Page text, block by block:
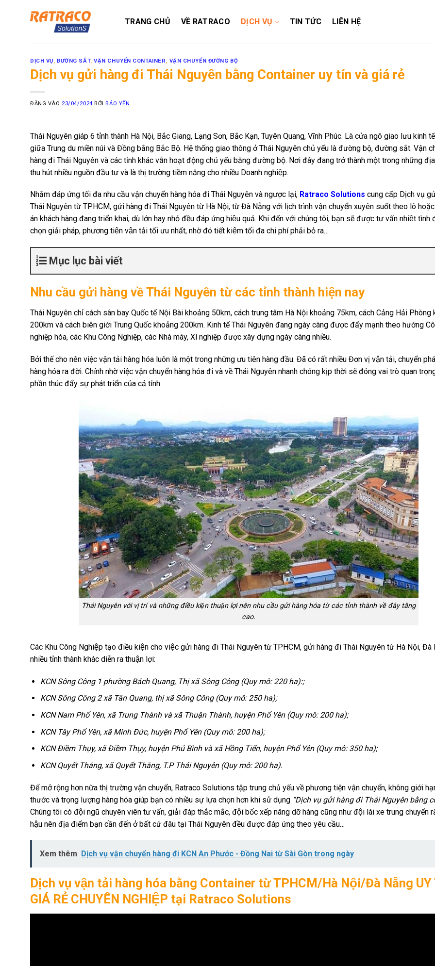
TRANG CHỦ VỀ RATRACO DỊCH VỤ TIN TỨC LIÊN HỆ
DỊCH VỤ,ĐƯỜNG SẮT,VẬN CHUYỂN CONTAINER, VẬN CHUYỂN ĐƯỜNG BỘ
Dịch vụ gửi hàng đi Thái Nguyên bằng Container uy tín và giá rẻ
ĐĂNG VÀO 23/04/2024 BỞIBẢO YẾN
Thái Nguyên giáp 6 tỉnh thành Hà Nội, Bắc Giang, Lạng Sơn, Bắc Kạn, Tuyên Quang, Vĩnh Phúc. Là cửa ngõ giao lưu kinh
giữa Trung du miền núi và Đồng bằng Bắc Bộ. Hệ thống giao thông ở Thái Nguyên chủ yếu là đường bộ, đường sắt. Vận
hàng đi Thái Nguyên và các tỉnh khác vẫn hoạt động chủ yếu bằng đường bộ. Nơi đây đang trở thành một trong những
thu hút nhiều nguồn đầu tư và là thị trường tiềm năng cho nhiều Doanh nghiệp.
Nhằm đáp ứng tối đa nhu cầu vận chuyển hàng hóa đi Thái Nguyên và ngược lại, Ratraco Solutions cung cấp Dịch vụ
Thái Nguyên từ TPHCM, gửi hàng đi Thái Nguyên từ Hà Nội, từ Đà Nẵng với lịch trình vận chuyển xuyên suốt theo lô
án khách hàng đang triển khai, dù lớn hay nhỏ đều đáp ứng hiệu quả. Khi đến với chúng tôi, bạn sẽ được tư vấn nhiệt tình
chọn giải pháp, phương tiện vận tải tối ưu nhất, nhờ đó tiết kiệm tối đa chi phí phải bỏ ra…
Mục lục bài viết
Nhu cầu gửi hàng về Thái Nguyên từ các tỉnh thành hiện nay
Thái Nguyên chỉ cách sân bay Quốc tế Nội Bài khoảng 50km, cách trung tâm Hà Nội khoảng 75km, cách Cảng Hải Phòng
200km và cách biên giới Trung Quốc khoảng 200km. Kinh tế Thái Nguyên đang ngày càng được đẩy mạnh theo hướng
nghiệp hóa, các Khu Công Nghiệp, các Nhà máy, Xí nghiệp được xây dựng ngày càng nhiều.
Bởi thế cho nên việc vận tải hàng hóa luôn là một trong những ưu tiên hàng đầu. Đã có rất nhiều Đơn vị vận tải, chuyển
hàng hóa ra đời. Chính nhờ việc vận chuyển hàng hóa đi và về Thái Nguyên nhanh chóng kịp thời sẽ đóng vai trò quan
phần thúc đẩy sự phát triển của cả tỉnh.
Thái Nguyên với vị trí và những điều kiện thuận lợi nên nhu cầu gửi hàng hóa từ các tỉnh thành về đây tăng
cao.
Các Khu Công Nghiệp tạo điều kiện cho việc gửi hàng đi Thái Nguyên từ TPHCM, gửi hàng đi Thái Nguyên từ Hà Nội, Đà
nhiều tỉnh thành khác diễn ra thuận lợi:
KCN Sông Công 1 phường Bách Quang, Thị xã Sông Công (Quy mô: 220 ha):;
KCN Sông Công 2 xã Tân Quang, thị xã Sông Công (Quy mô: 250 ha);
KCN Nam Phổ Yên, xã Trung Thành và xã Thuận Thành, huyện Phổ Yên (Quy mô: 200 ha);
KCN Tây Phổ Yên, xã Minh Đức, huyện Phổ Yên (Quy mô: 200 ha);
KCN Điềm Thụy, xã Điềm Thụy, huyện Phú Bình và xã Hồng Tiến, huyện Phổ Yên (Quy mô: 350 ha);
KCN Quyết Thắng, xã Quyết Thắng, T.P Thái Nguyên (Quy mô: 200 ha).
Để mở rộng hơn nữa thị trường vận chuyển, Ratraco Solutions tập trung chủ yếu về phương tiện vận chuyển, không giới
thước và trọng lượng hàng hóa giúp bạn có nhiều sự lựa chọn hơn khi sử dụng “Dịch vụ gửi hàng đi Thái Nguyên bằng
Chúng tôi có đội ngũ chuyên viên tư vấn, giải đáp thắc mắc, đội bốc xếp nâng dỡ hàng cũng như đội lái xe trung chuyển
hậu nên địa điểm bạn cần đến ở bất cứ đâu tại Thái Nguyên đều được đáp ứng theo yêu cầu…
Xem thêm Dịch vụ vận chuyển hàng đi KCN An Phước - Đồng Nai từ Sài Gòn trong ngày
Dịch vụ vận tải hàng hóa bằng Container từ TPHCM/Hà Nội/Đà Nẵng UY
GIÁ RẺ CHUYÊN NGHIỆP tại Ratraco Solutions